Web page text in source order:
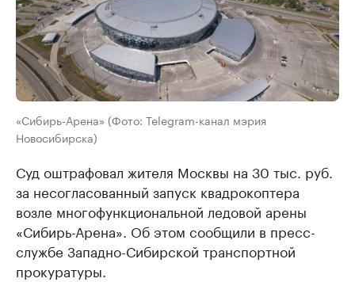
«Сибирь-Арена» (Фото: Telegram-канал мэрия
Новосибирска)
Суд оштрафовал жителя Москвы на 30 тыс. руб.
за несогласованный запуск квадрокоптера
возле многофункциональной ледовой арены
«Сибирь-Арена». Об этом сообщили в пресс-
службе Западно-Сибирской транспортной
прокуратуры.